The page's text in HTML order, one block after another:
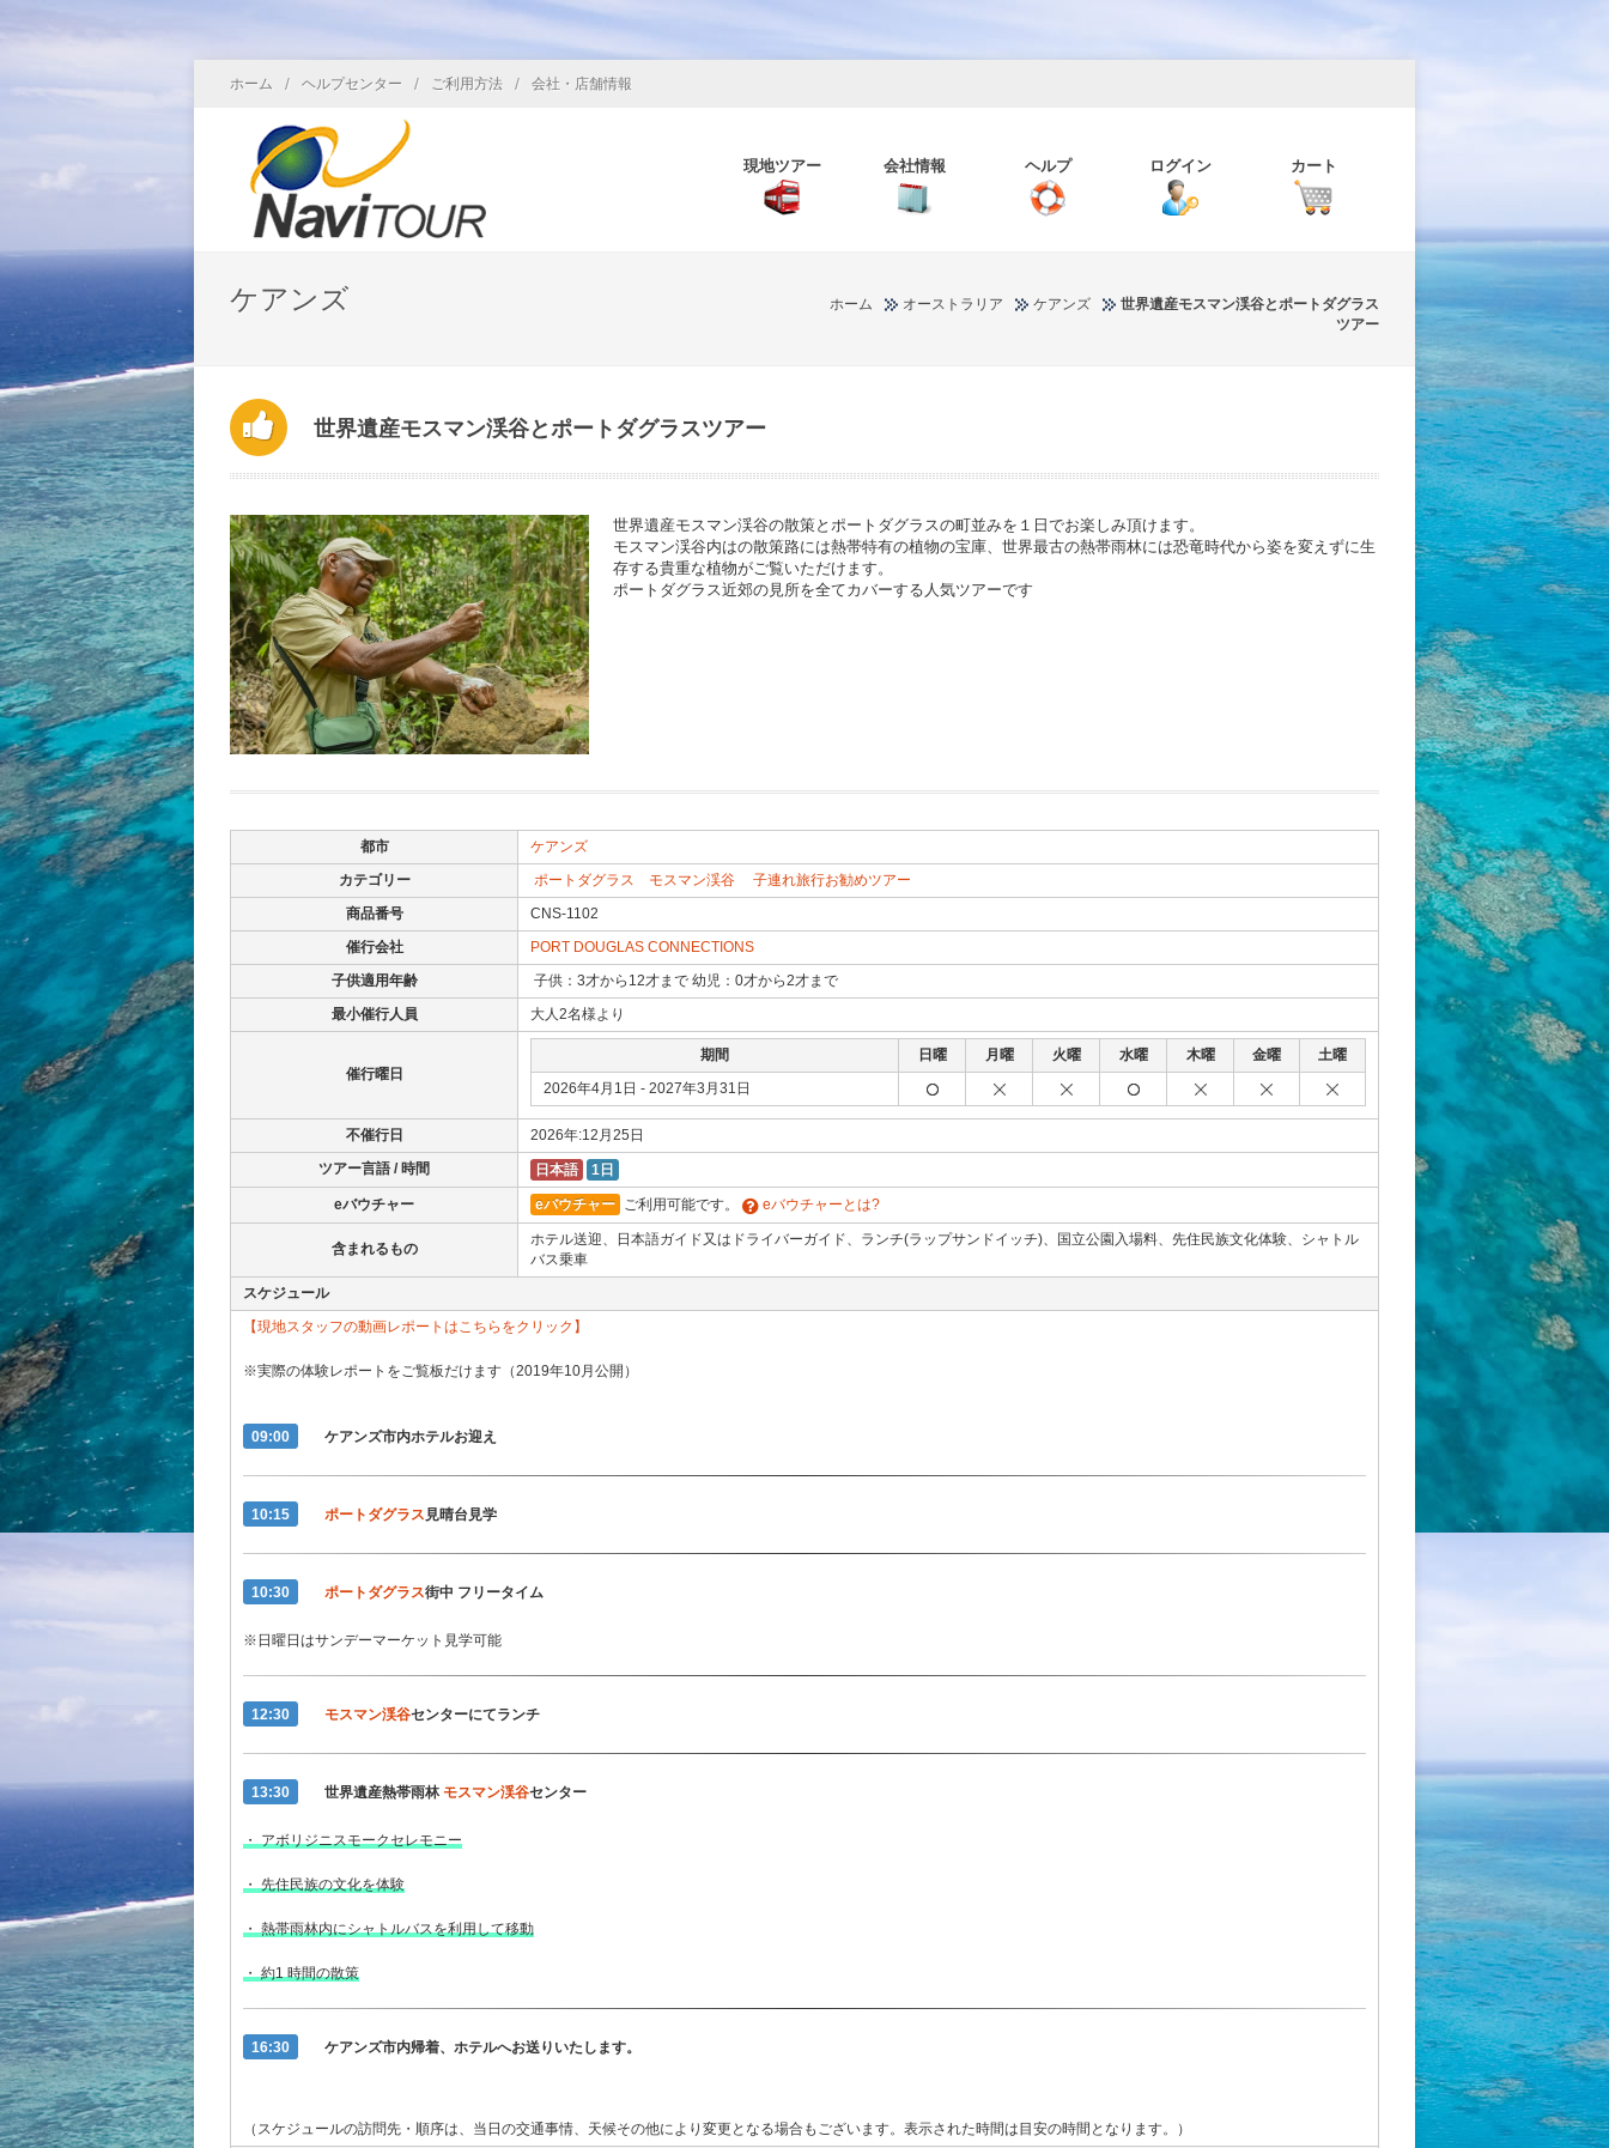
ホーム / ヘルプセンター / ご利用方法 / 会社・店舗情報
現地ツアー 会社情報 ヘルプ ログイン カート
ケアンズ ホーム オーストラリア ケアンズ
世界遺産モスマン渓谷とポートダグラス
ツアー
世界遺産モスマン渓谷とポートダグラスツアー
世界遺産モスマン渓谷の散策とポートダグラスの町並みを１日でお楽しみ頂けます。
モスマン渓谷内はの散策路には熱帯特有の植物の宝庫、世界最古の熱帯雨林には恐竜時代から姿を変えずに生
存する貴重な植物がご覧いただけます。
ポートダグラス近郊の見所を全てカバーする人気ツアーです
都市
ケアンズ
カテゴリー
ポートダグラス モスマン渓谷
子連れ旅行お勧めツアー
商品番号
CNS-1102
催行会社
PORT DOUGLAS CONNECTIONS
子供適用年齢
子供：3才から12才まで 幼児：0才から2才まで
最小催行人員
大人2名様より
催行曜日
期間 日曜 月曜 火曜 水曜 木曜 金曜
土曜
2026年4月1日 - 2027年3月31日
不催行日
2026年:12月25日
ツアー言語 / 時間
日本語 1日
eバウチャー eバウチャー ご利用可能です。 eバウチャーとは?
含まれるもの
ホテル送迎、日本語ガイド又はドライバーガイド、ランチ(ラップサンドイッチ)、国立公園入場料、先住民族文化体験、シャトル
バス乗車
スケジュール
【現地スタッフの動画レポートはこちらをクリック】
※実際の体験レポートをご覧板だけます（2019年10月公開）
09:00 ケアンズ市内ホテルお迎え
10:15 ポートダグラス 見晴台見学
10:30 ポートダグラス街中 フリータイム
※日曜日はサンデーマーケット見学可能
12:30 モスマン渓谷センターにてランチ
13:30 世界遺産熱帯雨林 モスマン渓谷センター
・ アボリジニスモークセレモニー
・ 先住民族の文化を体験
・ 熱帯雨林内にシャトルバスを利用して移動
・ 約1 時間の散策
16:30 ケアンズ市内帰着、ホテルへお送りいたします。
（スケジュールの訪問先・順序は、当日の交通事情、天候その他により変更となる場合もございます。表示された時間は目安の時間となります。）